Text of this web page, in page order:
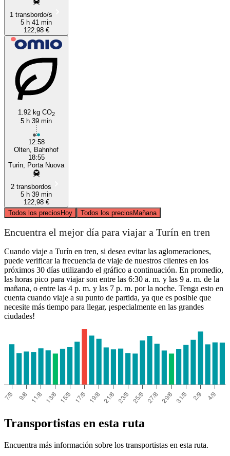
1 transbordo/s
5 h 41 min
122,98 €
1.92 kg CO2
5 h 39 min
12:58
Olten, Bahnhof
18:55
Turin, Porta Nuova
2 transbordos
5 h 39 min
122,98 €
Todos los preciosHoy Todos los preciosMañana
Encuentra el mejor día para viajar a Turín en tren
Cuando viaje a Turín en tren, si desea evitar las aglomeraciones,
puede verificar la frecuencia de viaje de nuestros clientes en los
próximos 30 días utilizando el gráfico a continuación. En promedio,
las horas pico para viajar son entre las 6:30 a. m. y las 9 a. m. de la
mañana, o entre las 4 p. m. y las 7 p. m. por la noche. Tenga esto en
cuenta cuando viaje a su punto de partida, ya que es posible que
necesite más tiempo para llegar, ¡especialmente en las grandes
ciudades!
Transportistas en esta ruta
Encuentra más información sobre los transportistas en esta ruta.